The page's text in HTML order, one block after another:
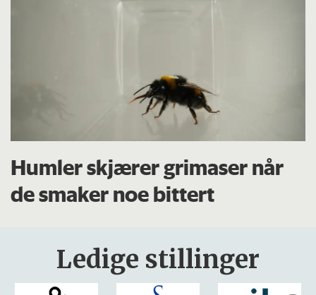
Humler skjærer grimaser når
de smaker noe bittert
Ledige stillinger